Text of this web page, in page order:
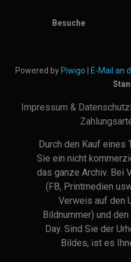
Besuche
Powered by Piwigo E-Mail an
Impressum & Datenschutz
Durch den Kauf eines
Sie ein nicht
das ganze Archiv. Bei
(FB, Printmedien
Verweis auf den
Bildnummer) und
Day. Sind Sie der
Bildes, ist es